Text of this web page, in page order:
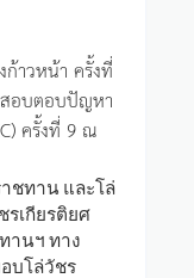
าวหน้า ครั้งที่
สอบตอบปัญหา
ครั้งที่ 9 ณ
ชทาน และโล่
รเกียรติยศ
านฯ ทาง
บโล่วัชร